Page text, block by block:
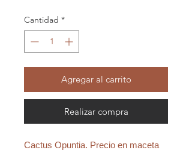
Cantidad *
Agregar al carrito
Realizar compra
Cactus Opuntia. Precio en maceta